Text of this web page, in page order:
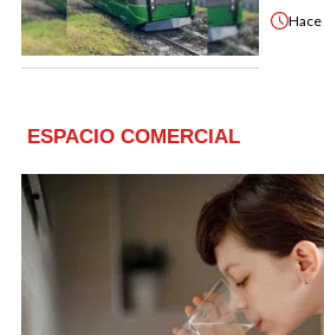
Hace